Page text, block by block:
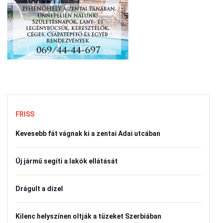
FRISS
Kevesebb fát vágnak ki a zentai Adai utcában
Új jármű segíti a lakók ellátását
Drágult a dízel
Kilenc helyszínen oltják a tüzeket Szerbiában